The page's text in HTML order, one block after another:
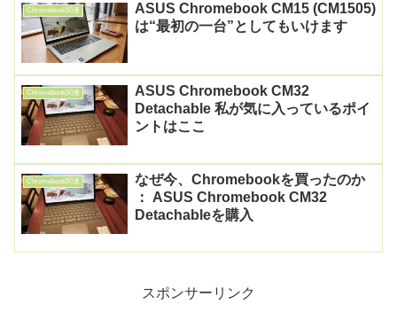
Chromebook関連
ASUS Chromebook CM15 (CM1505)
は“最初の一台”としてもいけます
Chromebook関連
ASUS Chromebook CM32
Detachable 私が気に入っているポイ
ントはここ
Chromebook関連
なぜ今、Chromebookを買ったのか
： ASUS Chromebook CM32
Detachableを購入
スポンサーリンク